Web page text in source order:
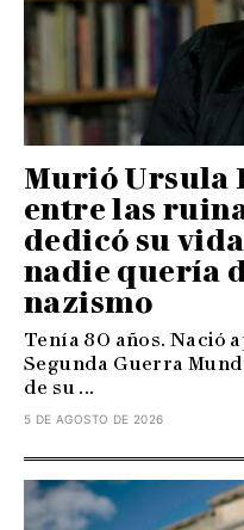
Murió Ursula
entre las
dedicó su
nadie quería
nazismo
Tenía 80 años. Nació
Segunda Guerra
de su ...
5 DE AGOSTO DE 2026